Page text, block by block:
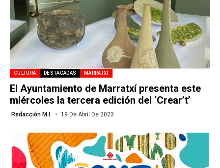
CULTURA DESTACADAS MARRATXÍ
El Ayuntamiento de Marratxí presenta este
miércoles la tercera edición del ‘Crear’t’
Redacción M.I. 19 De Abril De 2023